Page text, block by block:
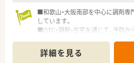
■和歌山・大阪南部を中心に調剤専
しています。
■OTC・調剤・在宅を通じて、予防
■今後はドラッグ併設薬局を増やし
詳細を見る